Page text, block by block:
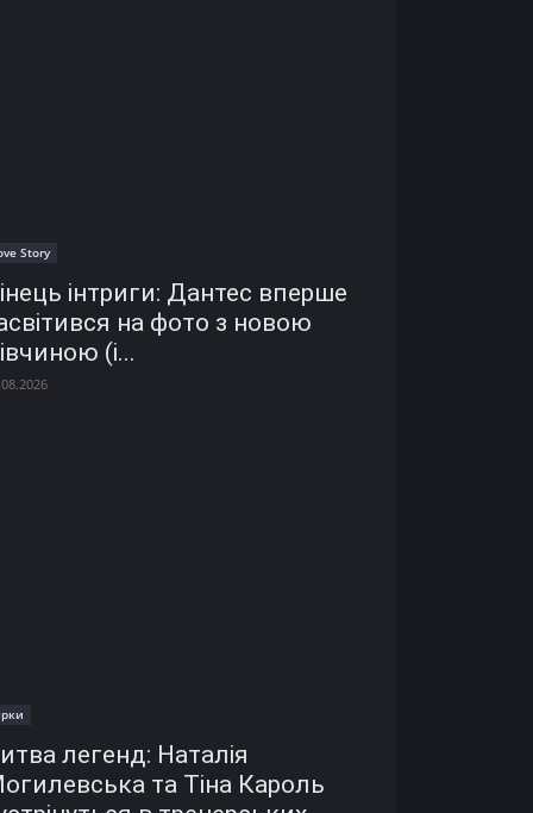
Story
інтриги: Дантес вперше
на фото з новою
(і...
легенд: Наталія
та Тіна Кароль